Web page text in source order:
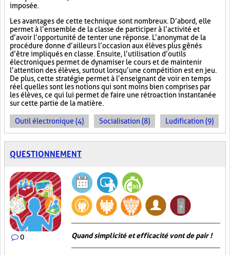
imposée.
Les avantages de cette technique sont nombreux. D’abord, elle
permet à l’ensemble de la classe de participer à l’activité et
d’avoir l’opportunité de tenter une réponse. L’anonymat de la
procédure donne d’ailleurs l’occasion aux élèves plus gênés
d’être impliqués en classe. Ensuite, l’utilisation d’outils
électroniques permet de dynamiser le cours et de maintenir
l’attention des élèves, surtout lorsqu’une compétition est en jeu.
De plus, cette stratégie permet à l’enseignant de voir en temps
réel quelles sont les notions qui sont moins bien comprises par
les élèves, ce qui lui permet de faire une rétroaction instantanée
sur cette partie de la matière.
Outil électronique (4) Socialisation (8) Ludification (9)
QUESTIONNEMENT
0 Quand simplicité et efficacité vont de pair !